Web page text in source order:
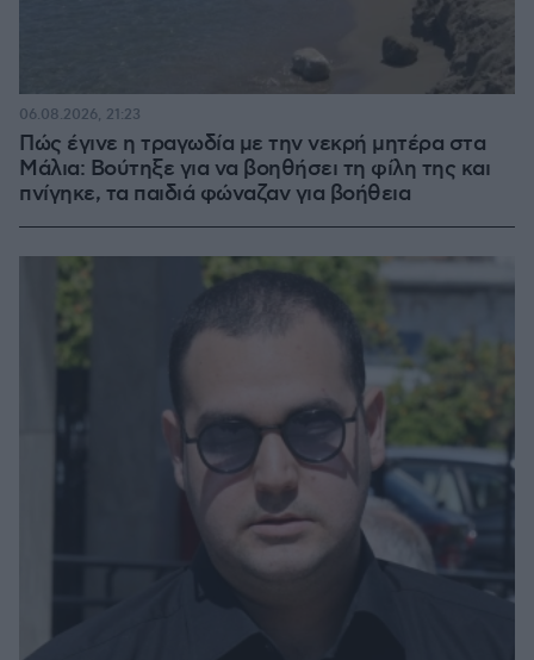
Πώς έγινε η τραγωδία με την νεκρή μητέρα στα
Μάλια: Βούτηξε για να βοηθήσει τη φίλη της και
πνίγηκε, τα παιδιά φώναζαν για βοήθεια
06.08.2026, 21:23